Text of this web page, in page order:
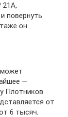
21А,
повернуть
он
—
Плотников
от
6 тысяч.